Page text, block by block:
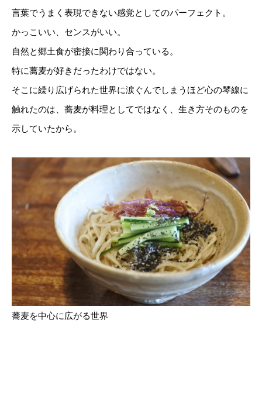
言葉でうまく表現できない感覚としてのパーフェクト。
かっこいい、センスがいい。
自然と郷土食が密接に関わり合っている。
特に蕎麦が好きだったわけではない。
そこに繰り広げられた世界に涙ぐんでしまうほど心の琴線に
触れたのは、蕎麦が料理としてではなく、生き方そのものを
示していたから。
蕎麦を中心に広がる世界